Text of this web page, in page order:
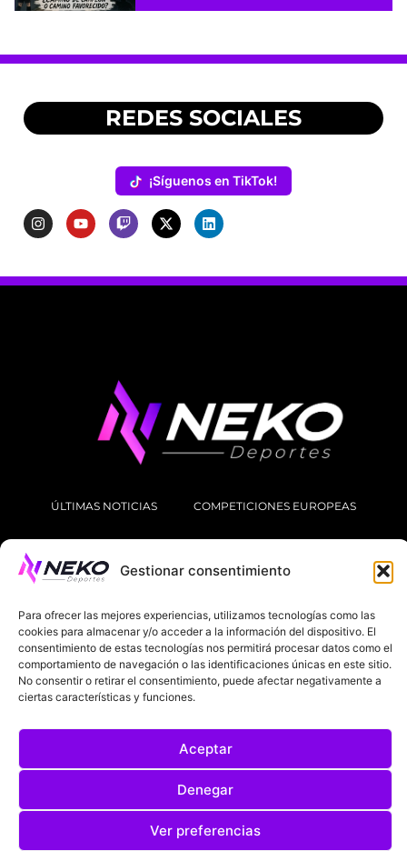
Gestionar consentimiento
Para ofrecer las mejores experiencias, utilizamos tecnologías como las
cookies para almacenar y/o acceder a la información del dispositivo. El
consentimiento de estas tecnologías nos permitirá procesar datos como el
comportamiento de navegación o las identificaciones únicas en este sitio.
No consentir o retirar el consentimiento, puede afectar negativamente a
ciertas características y funciones.
Aceptar
Denegar
Ver preferencias
REDES SOCIALES
¡Síguenos en TikTok!
ÚLTIMAS NOTICIAS COMPETICIONES EUROPEAS
AVISOS LEGALES POLÍTICA DE PRIVACIDAD
POLÍTICA DE COOKIES
@2025. TODOS LOS DERECHOS RESERVADOS
DISEÑADO PORDARYL STUDIO.